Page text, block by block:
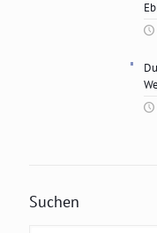
Suchen